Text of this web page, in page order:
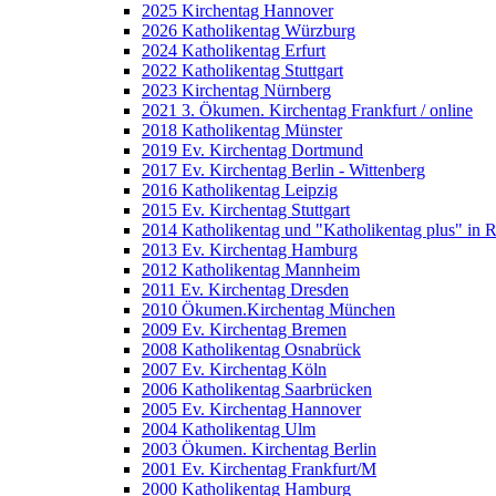
2025 Kirchentag Hannover
2026 Katholikentag Würzburg
2024 Katholikentag Erfurt
2022 Katholikentag Stuttgart
2023 Kirchentag Nürnberg
2021 3. Ökumen. Kirchentag Frankfurt / online
2018 Katholikentag Münster
2019 Ev. Kirchentag Dortmund
2017 Ev. Kirchentag Berlin - Wittenberg
2016 Katholikentag Leipzig
2015 Ev. Kirchentag Stuttgart
2014 Katholikentag und "Katholikentag plus" in
2013 Ev. Kirchentag Hamburg
2012 Katholikentag Mannheim
2011 Ev. Kirchentag Dresden
2010 Ökumen.Kirchentag München
2009 Ev. Kirchentag Bremen
2008 Katholikentag Osnabrück
2007 Ev. Kirchentag Köln
2006 Katholikentag Saarbrücken
2005 Ev. Kirchentag Hannover
2004 Katholikentag Ulm
2003 Ökumen. Kirchentag Berlin
2001 Ev. Kirchentag Frankfurt/M
2000 Katholikentag Hamburg